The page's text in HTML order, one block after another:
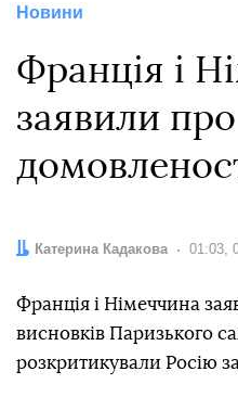
Новини
Франція і
заявили
Автор:
Катерина Кадакова Дата:
01:03,
Франція і Німеччина
висновків Паризького
розкритикували Росію